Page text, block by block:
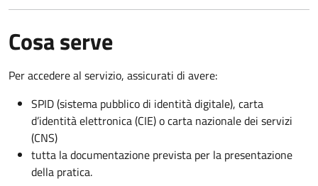
Cosa serve
Per accedere al servizio, assicurati di avere:
SPID (sistema pubblico di identità digitale), carta
d’identità elettronica (CIE) o carta nazionale dei servizi
(CNS)
tutta la documentazione prevista per la presentazione
della pratica.